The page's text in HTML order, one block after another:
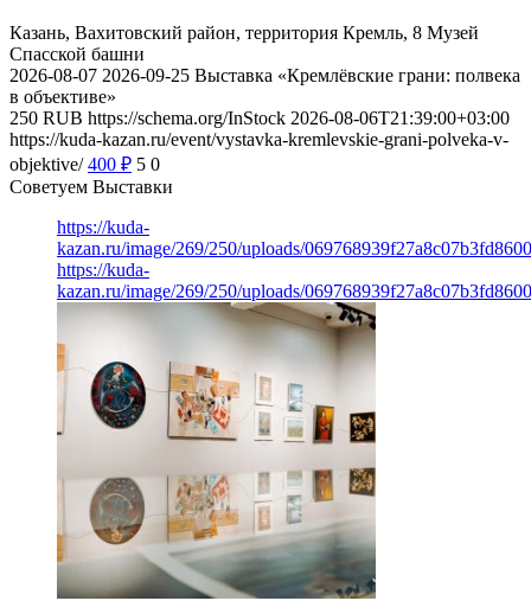
Казань, Вахитовский район, территория Кремль, 8 Музей
Спасской башни
2026-08-07 2026-09-25 Выставка «Кремлёвские грани: полвека
в объективе»
250 RUB https://schema.org/InStock 2026-08-06T21:39:00+03:00
https://kuda-kazan.ru/event/vystavka-kremlevskie-grani-polveka-v-
objektive/ 400 ₽ 5 0
Советуем Выставки
https://kuda-
kazan.ru/image/269/250/uploads/
https://kuda-
kazan.ru/image/269/250/uploads/